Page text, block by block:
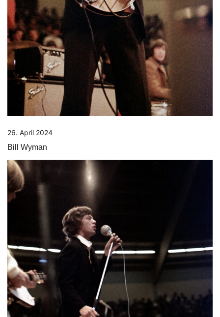
26. April 2024
Bill Wyman